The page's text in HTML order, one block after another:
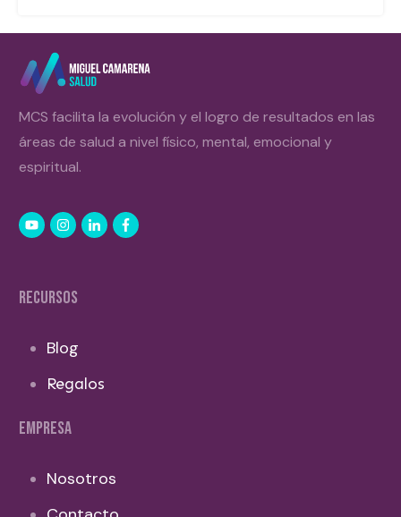
MCS facilita la evolución y el logro de resultados en las
áreas de salud a nivel físico, mental, emocional y
espiritual.
RECURSOS
Blog
Regalos
EMPRESA
Nosotros